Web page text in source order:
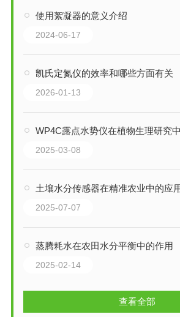
使用絮凝器的意义介绍
2024-06-17
凯氏定氮仪的效率和哪些方面有关
2026-01-13
WP4C露点水势仪在植物生理研究
2025-03-08
土壤水分传感器在精准农业中的应
2025-07-07
蒸腾耗水在农田水分平衡中的作用
2025-02-14
查看全部